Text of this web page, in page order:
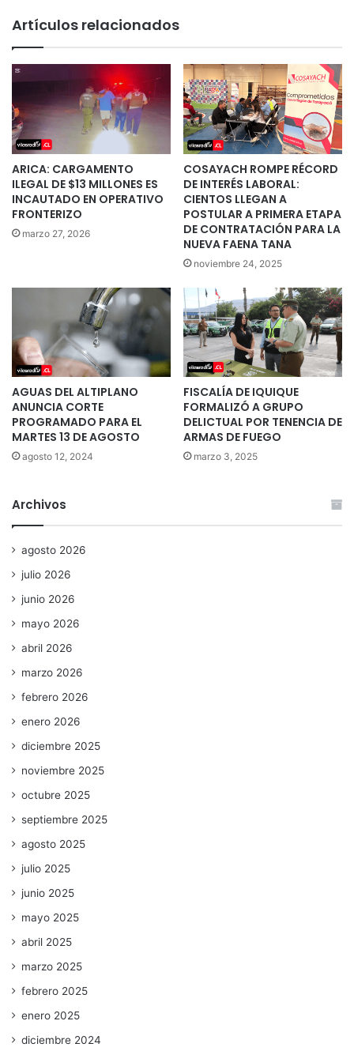
Artículos relacionados
ARICA: CARGAMENTO
ILEGAL DE $13 MILLONES ES
INCAUTADO EN OPERATIVO
FRONTERIZO
marzo 27, 2026
COSAYACH ROMPE RÉCORD
DE INTERÉS LABORAL:
CIENTOS LLEGAN A
POSTULAR A PRIMERA ETAPA
DE CONTRATACIÓN PARA LA
NUEVA FAENA TANA
noviembre 24, 2025
AGUAS DEL ALTIPLANO
ANUNCIA CORTE
PROGRAMADO PARA EL
MARTES 13 DE AGOSTO
agosto 12, 2024
FISCALÍA DE IQUIQUE
FORMALIZÓ A GRUPO
DELICTUAL POR TENENCIA DE
ARMAS DE FUEGO
marzo 3, 2025
Archivos
agosto 2026
julio 2026
junio 2026
mayo 2026
abril 2026
marzo 2026
febrero 2026
enero 2026
diciembre 2025
noviembre 2025
octubre 2025
septiembre 2025
agosto 2025
julio 2025
junio 2025
mayo 2025
abril 2025
marzo 2025
febrero 2025
enero 2025
diciembre 2024